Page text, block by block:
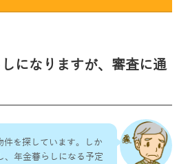
になりますが、審査に通
を探しています。しか
、年金暮らしになる予定